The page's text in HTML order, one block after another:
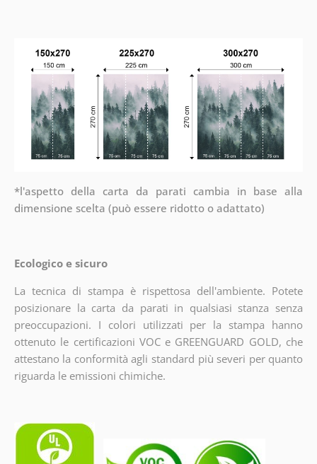
*l'aspetto della carta da parati cambia in base alla
dimensione scelta (può essere ridotto o adattato)
Ecologico e sicuro
La tecnica di stampa è rispettosa dell'ambiente. Potete
posizionare la carta da parati in qualsiasi stanza senza
preoccupazioni. I colori utilizzati per la stampa hanno
ottenuto le certificazioni VOC e GREENGUARD GOLD, che
attestano la conformità agli standard più severi per quanto
riguarda le emissioni chimiche.